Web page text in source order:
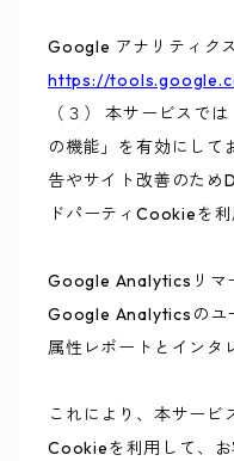
Google アナリティク
https://
（３） 本サービスで
の機能」を有効にして
告やサイト改善のた
ドパーティCookieを利
Google Analyticsリマ
Google Analyticsのユ
属性レポートとインタ
これにより、本サー
Cookieを利用して、お